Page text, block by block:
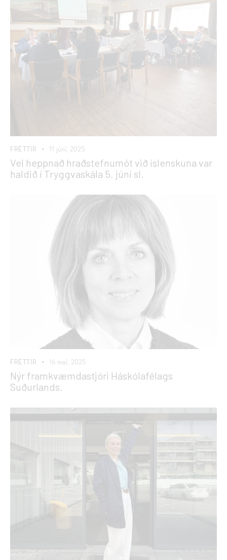
FRÉTTIR 11 júní, 2025
Vel heppnað hraðstefnumót við íslenskuna var
haldið í Tryggvaskála 5. júní sl.
FRÉTTIR 16 maí, 2025
Nýr framkvæmdastjóri Háskólafélags
Suðurlands.